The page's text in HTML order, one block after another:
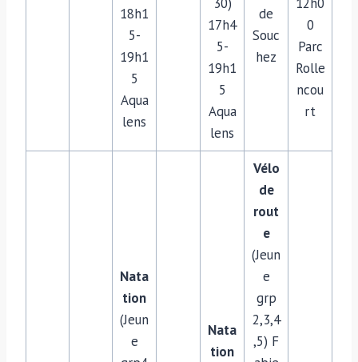
18h1
5-
19h1
5
Aqua
lens
30)
17h4
5-
19h1
5
Aqua
lens
de
Souc
hez
12h0
0
Parc
Rolle
ncou
rt
Nata
tion
(Jeun
e
Nata
tion
Vélo
de
rout
e
(Jeun
e
grp
2,3,4
,5) F